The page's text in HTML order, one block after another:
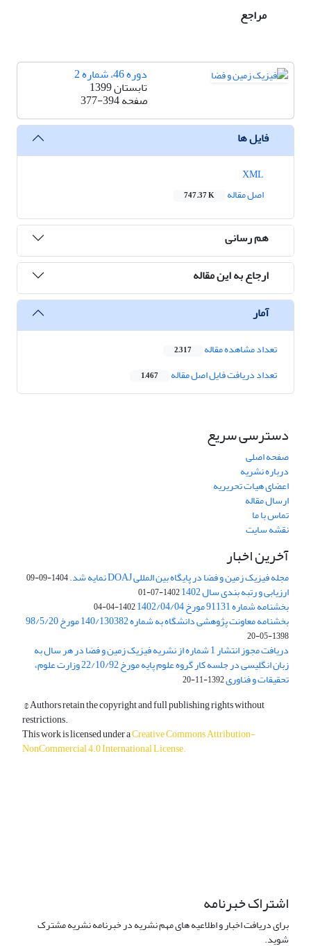
مراجع
دوره 46، شماره 2
تابستان 1399
صفحه377-394
فایل ها
اصل مقاله
747.37 K
هم رسانی
ارجاع به این مقاله
آمار
تعداد مشاهده مقاله 2,317
تعداد دریافت فایل اصل مقاله 1,467
دسترسی سریع
صفحه اصلی
درباره نشریه
اعضای هیات تحریریه
ارسال مقاله
تماس با ما
نقشه سایت
آخرین اخبار
مجله فیزیک زمین و فضا در پایگاه بین المللی DOAJ نمایه شد. 1404-09-09
ارزیابی و رتبه بندی سال 1402 1402-07-01
بخشنامه شماره 91131 مورخ 1402/04/04 1402-04-04
بخشنامه معاونت پژوهشی دانشگاه به شماره 140/130382 مورخ 98/5/20
1398-05-20
دریافت مجوز انتشار 1 شماره از نشریه فیزیک زمین و فضا در هر سال به
زبان انگلیسی در جلسه کار گروه علوم پایه مورخ 22/10/92 وزارت علوم،
تحقیقات و فناوری1392-11-20
© Authors retain the copyright and full publishing rights without
restrictions.
This work is licensed under aCreative Commons Attribution-
NonCommercial 4.0 International License.
اشتراک خبرنامه
برای دریافت اخبار و اطلاعیه های مهم نشریه در خبرنامه نشریه مشترک
شوید.